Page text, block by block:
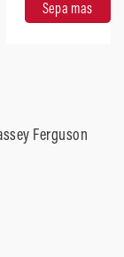
Sepa mas
Ferguson